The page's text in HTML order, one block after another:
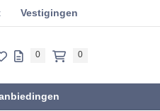
Vestigingen
0 0